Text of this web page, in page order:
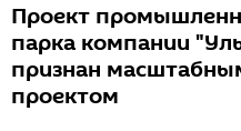
Проект
парка компании
признан
проектом